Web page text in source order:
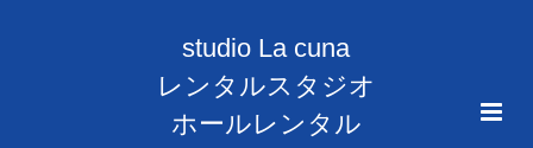
studio La cuna
レンタルスタジオ
ホールレンタル